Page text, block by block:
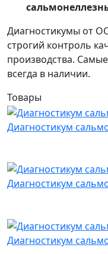
Диагностикумы от
строгий контроль
производства.
всегда в наличии.
Товары
Диагностикум
Диагностикум
Диагностикум